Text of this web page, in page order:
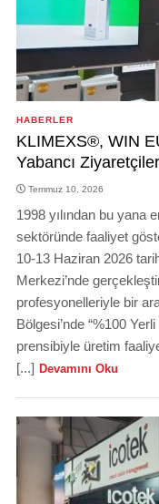
HABERLER
KLIMEXS®, WIN
Yabancı
Temmuz 10, 2026
1998 yılından bu yana
sektöründe faaliyet
10-13 Haziran 2026
Merkezi’nde
profesyonelleriyle bir
Bölgesi’nde “%100
prensibiyle üretim
[...] Devamını Oku